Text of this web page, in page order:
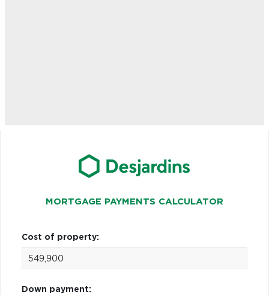
MORTGAGE PAYMENTS CALCULATOR
Cost of property:
Down payment: